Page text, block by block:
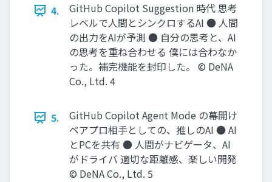
4.
GitHub Copilot Suggestion 時代 思考
レベルで人間とシンクロするAI ● 人間
の出力をAIが予測 ● 自分の思考と、AI
の思考を重ね合わせる 僕には合わなか
った。補完機能を封印した。 © DeNA
Co., Ltd. 4
5.
GitHub Copilot Agent Mode の幕開け
ペアプロ相手としての、推しのAI ● AI
とPCを共有 ● 人間がナビゲータ、AI
がドライバ 適切な距離感、楽しい開発
© DeNA Co., Ltd. 5